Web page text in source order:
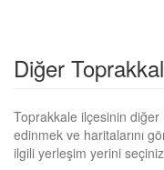
Diğer
Toprakkale ilçesinin
edinmek ve haritalarını
ilgili yerleşim yerini